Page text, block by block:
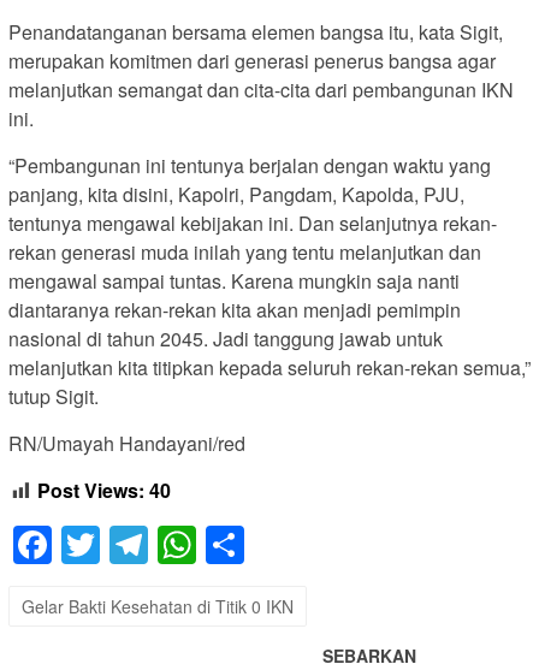
Penandatanganan bersama elemen bangsa itu, kata Sigit,
merupakan komitmen dari generasi penerus bangsa agar
melanjutkan semangat dan cita-cita dari pembangunan IKN
ini.
“Pembangunan ini tentunya berjalan dengan waktu yang
panjang, kita disini, Kapolri, Pangdam, Kapolda, PJU,
tentunya mengawal kebijakan ini. Dan selanjutnya rekan-
rekan generasi muda inilah yang tentu melanjutkan dan
mengawal sampai tuntas. Karena mungkin saja nanti
diantaranya rekan-rekan kita akan menjadi pemimpin
nasional di tahun 2045. Jadi tanggung jawab untuk
melanjutkan kita titipkan kepada seluruh rekan-rekan semua,”
tutup Sigit.
RN/Umayah Handayani/red
Post Views: 40
Facebook
Twitter
Telegram
WhatsApp
Gelar Bakti Kesehatan di Titik 0 IKN
SEBARKAN